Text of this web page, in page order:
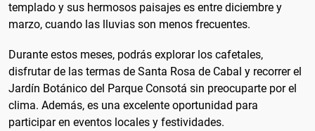
templado y sus hermosos paisajes es entre diciembre y
marzo, cuando las lluvias son menos frecuentes.
Durante estos meses, podrás explorar los cafetales,
disfrutar de las termas de Santa Rosa de Cabal y recorrer el
Jardín Botánico del Parque Consotá sin preocuparte por el
clima. Además, es una excelente oportunidad para
participar en eventos locales y festividades.